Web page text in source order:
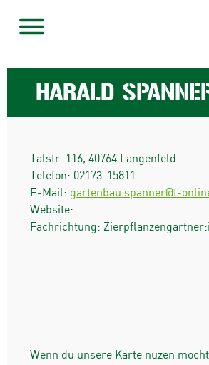
HARALD
Talstr. 116, 40764 Langenfeld
Telefon: 02173-15811
E-Mail: gartenbau.spanner@t-
Website:
Fachrichtung:
Wenn du unsere Karte nuzen